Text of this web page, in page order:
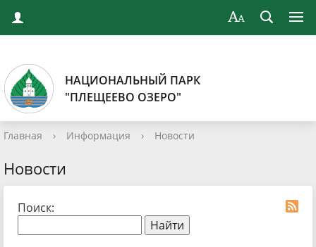
НАЦИОНАЛЬНЫЙ ПАРК
"ПЛЕЩЕЕВО ОЗЕРО"
Главная › Информация › Новости
Новости
Поиск: